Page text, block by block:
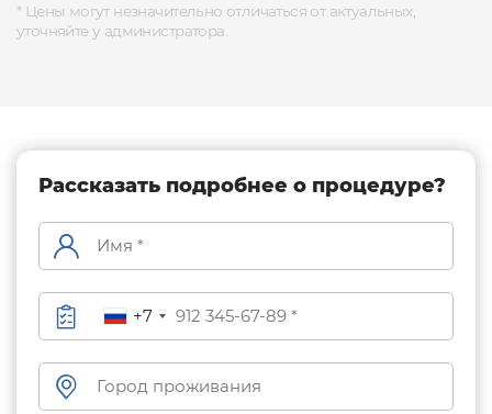
* Цены могут незначительно отличаться от актуальных,
уточняйте у администратора.
Рассказать подробнее о процедуре?
+7